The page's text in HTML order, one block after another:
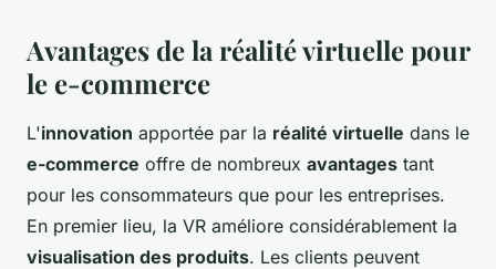
Avantages de la réalité virtuelle pour
le e-commerce
L'innovation apportée par la réalité virtuelle dans le
e-commerce offre de nombreux avantages tant
pour les consommateurs que pour les entreprises.
En premier lieu, la VR améliore considérablement la
visualisation des produits. Les clients peuvent